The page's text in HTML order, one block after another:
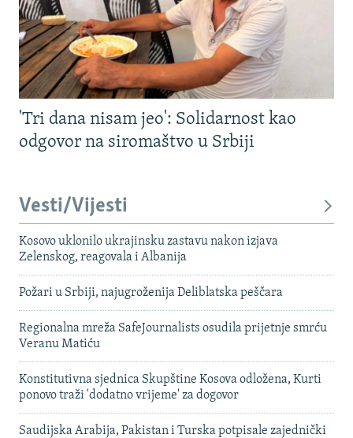
'Tri dana nisam jeo': Solidarnost kao
odgovor na siromaštvo u Srbiji
Vesti/Vijesti
Kosovo uklonilo ukrajinsku zastavu nakon izjava
Zelenskog, reagovala i Albanija
Požari u Srbiji, najugroženija Deliblatska peščara
Regionalna mreža SafeJournalists osudila prijetnje smrću
Veranu Matiću
Konstitutivna sjednica Skupštine Kosova odložena, Kurti
ponovo traži 'dodatno vrijeme' za dogovor
Saudijska Arabija, Pakistan i Turska potpisale zajednički